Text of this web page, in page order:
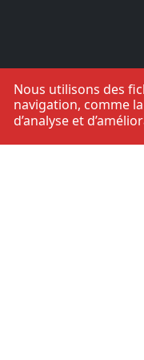
Nous utilisons des
navigation, comme
d’analyse et